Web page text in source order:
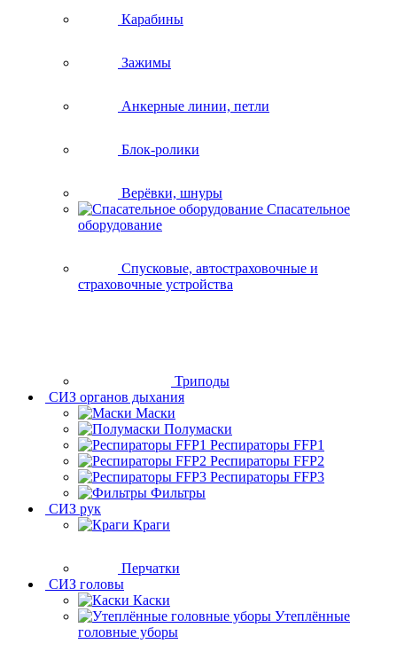
Карабины
Зажимы
Анкерные линии, петли
Блок-ролики
Верёвки, шнуры
Спасательное
оборудование
Спусковые, автостраховочные и
страховочные устройства
Триподы
СИЗ органов дыхания
Маски
Полумаски
Респираторы FFP1
Респираторы FFP2
Респираторы FFP3
Фильтры
СИЗ рук
Краги
Перчатки
СИЗ головы
Каски
Утеплённые
головные уборы